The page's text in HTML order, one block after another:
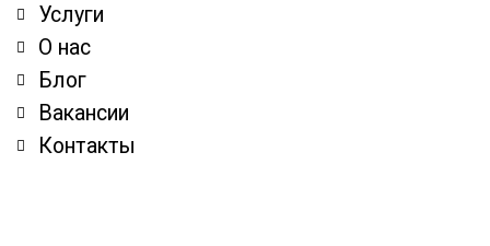
Услуги
О нас
Блог
Вакансии
Контакты